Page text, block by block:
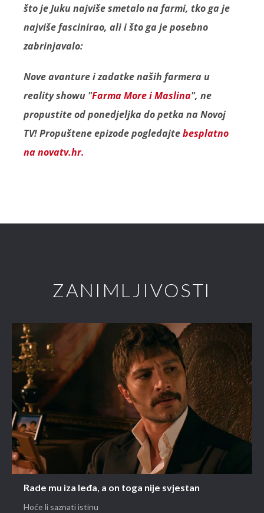
što je Juku najviše smetalo na farmi, tko ga je
najviše fascinirao, ali i što ga je posebno
zabrinjavalo:
Nove avanture i zadatke naših farmera u
reality showu "Farma More i Maslina", ne
propustite od ponedjeljka do petka na Novoj
TV! Propuštene epizode pogledajtebesplatno
na novatv.hr.
ZANIMLJIVOSTI
Rade mu iza leđa, a on toga nije svjestan
Hoće li saznati istinu